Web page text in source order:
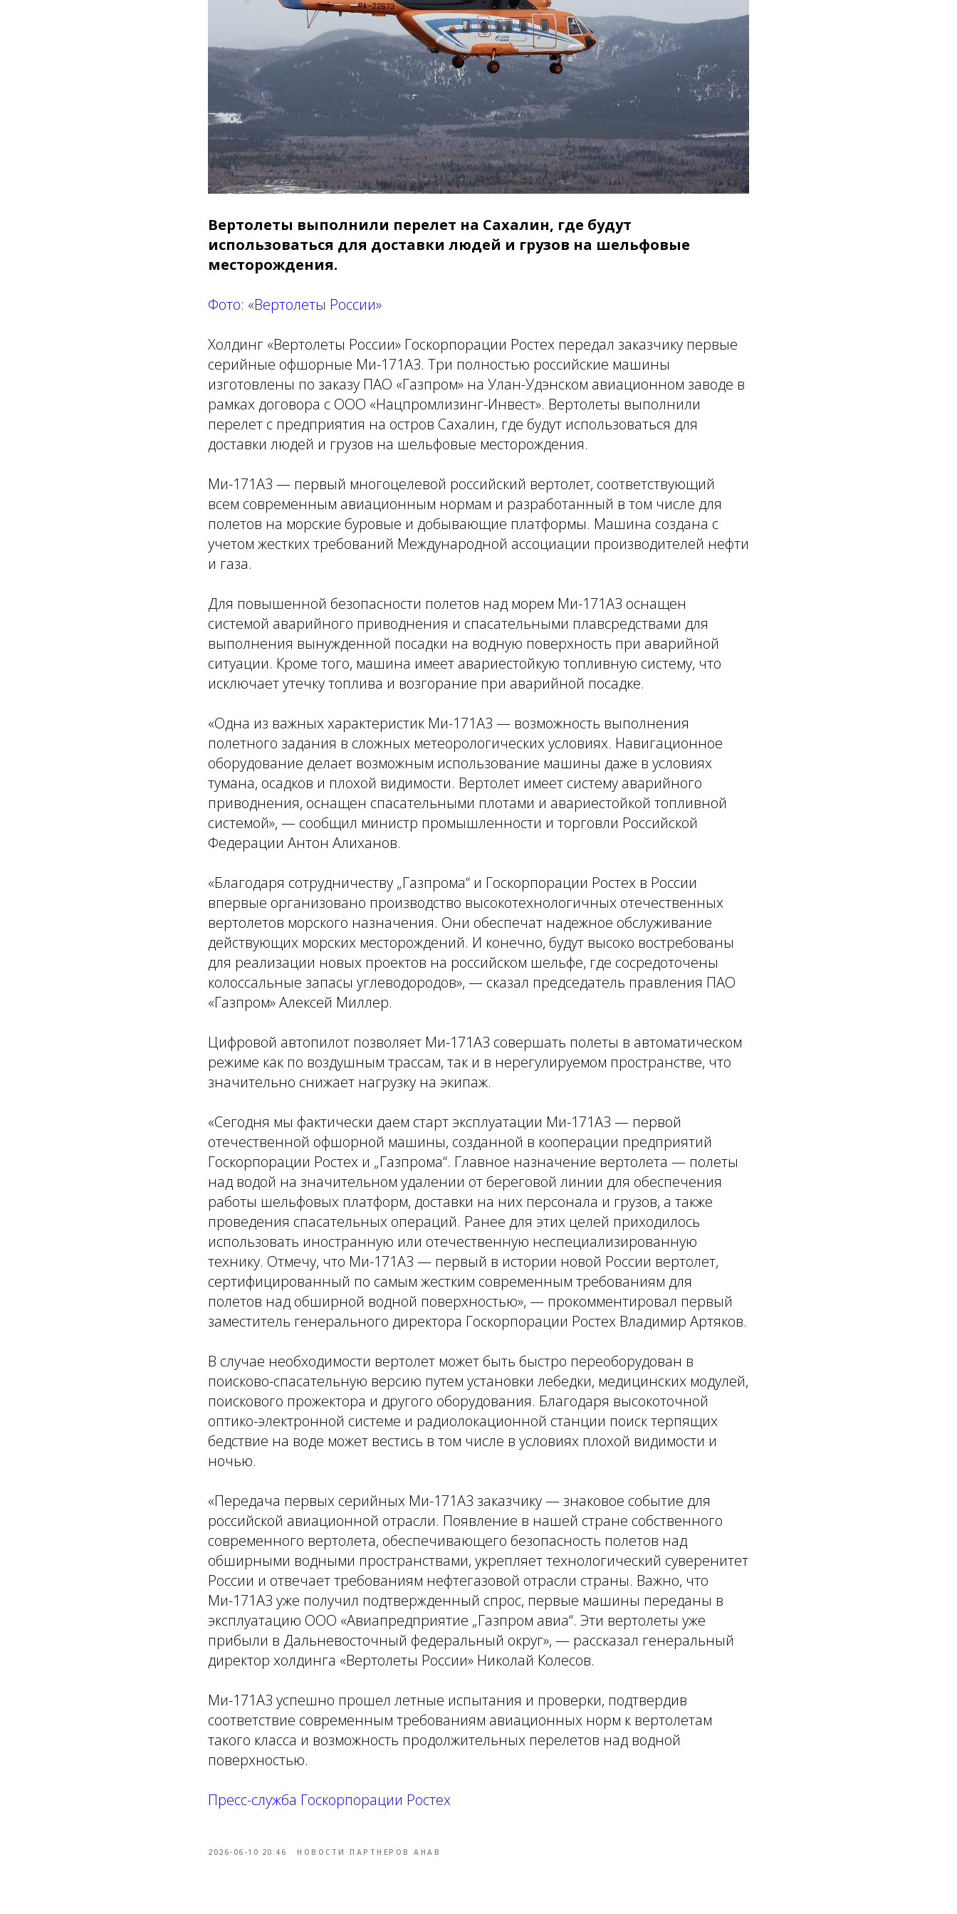
Вертолеты выполнили перелет на Сахалин, где будут
использоваться для доставки людей и грузов на шельфовые
месторождения.
Фото: «Вертолеты России»
Холдинг «Вертолеты России» Госкорпорации Ростех передал заказчику первые
серийные офшорные Ми-171А3. Три полностью российские машины
изготовлены по заказу ПАО «Газпром» на Улан-Удэнском авиационном заводе в
рамках договора с ООО «Нацпромлизинг-Инвест». Вертолеты выполнили
перелет с предприятия на остров Сахалин, где будут использоваться для
доставки людей и грузов на шельфовые месторождения.
Ми-171А3 — первый многоцелевой российский вертолет, соответствующий
всем современным авиационным нормам и разработанный в том числе для
полетов на морские буровые и добывающие платформы. Машина создана с
учетом жестких требований Международной ассоциации производителей нефти
и газа.
Для повышенной безопасности полетов над морем Ми-171А3 оснащен
системой аварийного приводнения и спасательными плавсредствами для
выполнения вынужденной посадки на водную поверхность при аварийной
ситуации. Кроме того, машина имеет авариестойкую топливную систему, что
исключает утечку топлива и возгорание при аварийной посадке.
«Одна из важных характеристик Ми-171А3 — возможность выполнения
полетного задания в сложных метеорологических условиях. Навигационное
оборудование делает возможным использование машины даже в условиях
тумана, осадков и плохой видимости. Вертолет имеет систему аварийного
приводнения, оснащен спасательными плотами и авариестойкой топливной
системой», — сообщил министр промышленности и торговли Российской
Федерации Антон Алиханов.
«Благодаря сотрудничеству „Газпрома“ и Госкорпорации Ростех в России
впервые организовано производство высокотехнологичных отечественных
вертолетов морского назначения. Они обеспечат надежное обслуживание
действующих морских месторождений. И конечно, будут высоко востребованы
для реализации новых проектов на российском шельфе, где сосредоточены
колоссальные запасы углеводородов», — сказал председатель правления ПАО
«Газпром» Алексей Миллер.
Цифровой автопилот позволяет Ми-171А3 совершать полеты в автоматическом
режиме как по воздушным трассам, так и в нерегулируемом пространстве, что
значительно снижает нагрузку на экипаж.
«Сегодня мы фактически даем старт эксплуатации Ми-171А3 — первой
отечественной офшорной машины, созданной в кооперации предприятий
Госкорпорации Ростех и „Газпрома“. Главное назначение вертолета — полеты
над водой на значительном удалении от береговой линии для обеспечения
работы шельфовых платформ, доставки на них персонала и грузов, а также
проведения спасательных операций. Ранее для этих целей приходилось
использовать иностранную или отечественную неспециализированную
технику. Отмечу, что Ми-171А3 — первый в истории новой России вертолет,
сертифицированный по самым жестким современным требованиям для
полетов над обширной водной поверхностью», — прокомментировал первый
заместитель генерального директора Госкорпорации Ростех Владимир Артяков.
В случае необходимости вертолет может быть быстро переоборудован в
поисково-спасательную версию путем установки лебедки, медицинских модулей,
поискового прожектора и другого оборудования. Благодаря высокоточной
оптико-электронной системе и радиолокационной станции поиск терпящих
бедствие на воде может вестись в том числе в условиях плохой видимости и
ночью.
«Передача первых серийных Ми-171А3 заказчику — знаковое событие для
российской авиационной отрасли. Появление в нашей стране собственного
современного вертолета, обеспечивающего безопасность полетов над
обширными водными пространствами, укрепляет технологический суверенитет
России и отвечает требованиям нефтегазовой отрасли страны. Важно, что
Ми-171А3 уже получил подтвержденный спрос, первые машины переданы в
эксплуатацию ООО «Авиапредприятие „Газпром авиа“. Эти вертолеты уже
прибыли в Дальневосточный федеральный округ», — рассказал генеральный
директор холдинга «Вертолеты России» Николай Колесов.
Ми-171А3 успешно прошел летные испытания и проверки, подтвердив
соответствие современным требованиям авиационных норм к вертолетам
такого класса и возможность продолжительных перелетов над водной
поверхностью.
Пресс-служба Госкорпорации Ростех
2026-06-10 20:46 НОВОСТИ ПАРТНЕРОВ АНАВ